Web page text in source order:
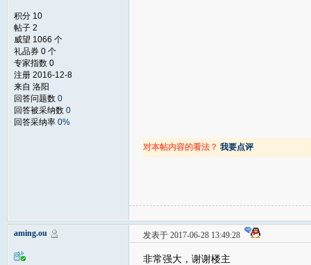
积分 10
帖子 2
威望 1066 个
礼品券 0 个
专家指数 0
注册 2016-12-8
来自 洛阳
回答问题数 0
回答被采纳数 0
回答采纳率 0%
对本帖内容的看法？ 我要点评
aming.ou 发表于 2017-06-28 13:49:28
非常强大，谢谢楼主